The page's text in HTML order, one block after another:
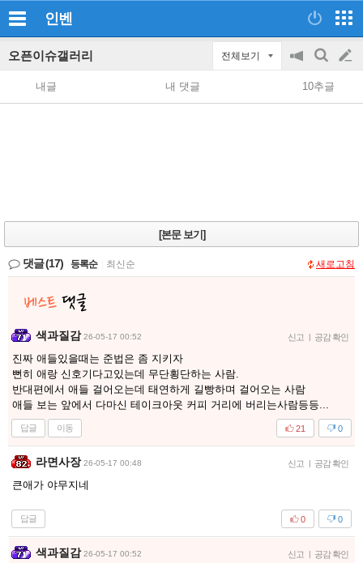
인벤
오픈이슈갤러리 전체보기
공
지
on/off
검
색
글
쓰
내글 내 댓글 10추글
[본문 보기]
댓글(17) 등록순 최신순 새로고침
색과질감 26-05-17 00:52 신고 | 공감 확인
진짜 애들있을때는 준법은 좀 지키자
뻔히 애랑 신호기다고있는데 무단횡단하는 사람.
반대편에서 애들 걸어오는데 태연하게 길빵하며 걸어오는 사람
애들 보는 앞에서 다마신 테이크아웃 커피 거리에 버리는사람등등...
답글 이동 0
21
라면사장 26-05-17 00:48 신고 | 공감 확인
큰애가 야무지네
답글 0
0
색과질감 26-05-17 00:52 신고 | 공감 확인